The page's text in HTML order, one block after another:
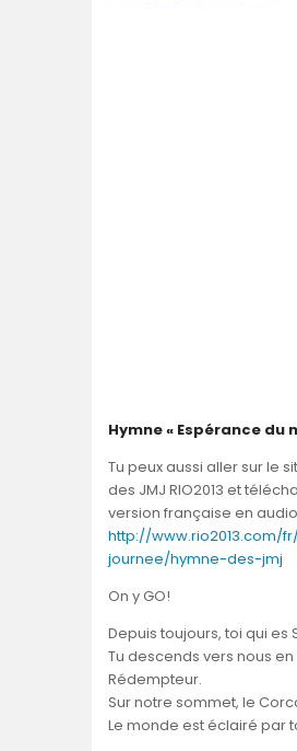
Hymne « Espérance du
Tu peux aussi aller sur le
des JMJ RIO2013 et
version française en
http://www.rio2013.com/
journee/hymne-des-jmj
On y GO!
Depuis toujours, toi qui es
Tu descends vers nous en
Rédempteur.
Sur notre sommet, le
Le monde est éclairé par